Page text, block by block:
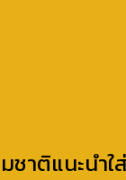
ติแนะนำใ